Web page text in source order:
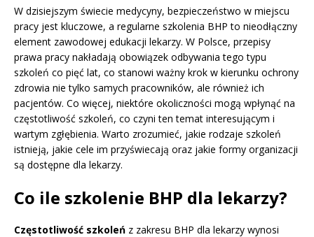
W dzisiejszym świecie medycyny, bezpieczeństwo w miejscu
pracy jest kluczowe, a regularne szkolenia BHP to nieodłączny
element zawodowej edukacji lekarzy. W Polsce, przepisy
prawa pracy nakładają obowiązek odbywania tego typu
szkoleń co pięć lat, co stanowi ważny krok w kierunku ochrony
zdrowia nie tylko samych pracowników, ale również ich
pacjentów. Co więcej, niektóre okoliczności mogą wpłynąć na
częstotliwość szkoleń, co czyni ten temat interesującym i
wartym zgłębienia. Warto zrozumieć, jakie rodzaje szkoleń
istnieją, jakie cele im przyświecają oraz jakie formy organizacji
są dostępne dla lekarzy.
Co ile szkolenie BHP dla lekarzy?
Częstotliwość szkoleń z zakresu BHP dla lekarzy wynosi